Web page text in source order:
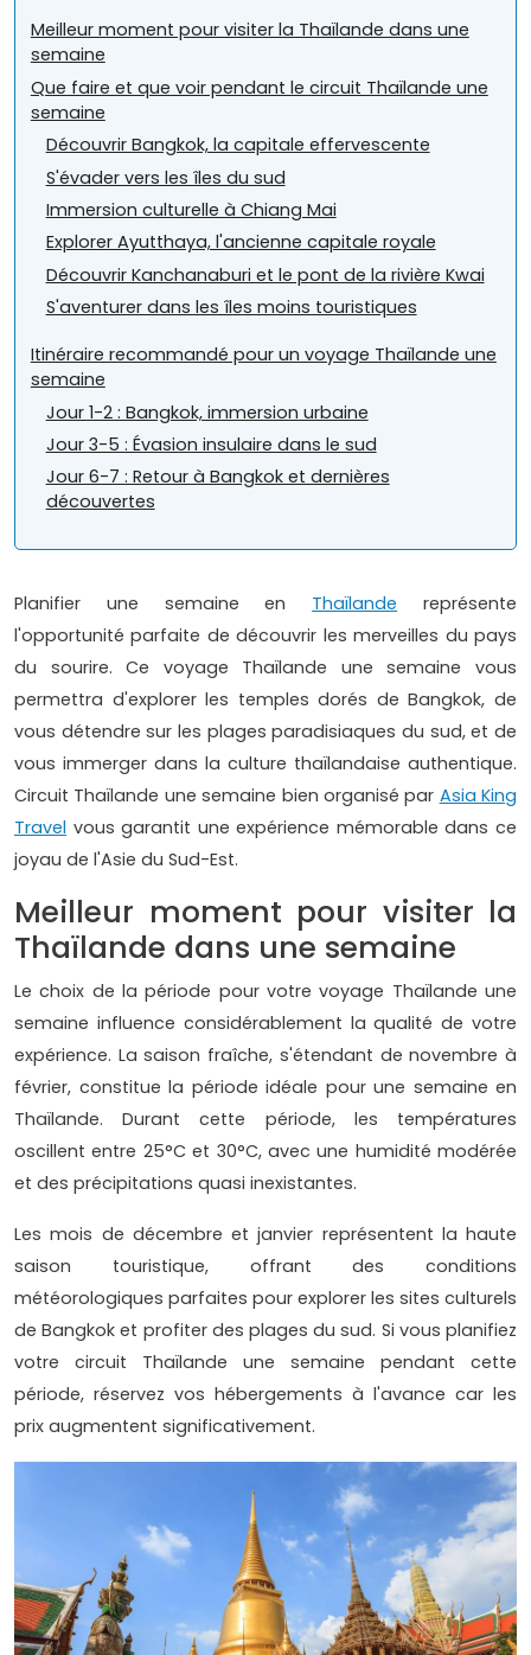
Meilleur moment pour visiter la Thaïlande dans une
semaine
Que faire et que voir pendant le circuit Thaïlande une
semaine
Découvrir Bangkok, la capitale effervescente
S'évader vers les îles du sud
Immersion culturelle à Chiang Mai
Explorer Ayutthaya, l'ancienne capitale royale
Découvrir Kanchanaburi et le pont de la rivière Kwai
S'aventurer dans les îles moins touristiques
Itinéraire recommandé pour un voyage Thaïlande une
semaine
Jour 1-2 : Bangkok, immersion urbaine
Jour 3-5 : Évasion insulaire dans le sud
Jour 6-7 : Retour à Bangkok et dernières
découvertes
Planifier une semaine en Thaïlande représente
l'opportunité parfaite de découvrir les merveilles du pays
du sourire. Ce voyage Thaïlande une semaine vous
permettra d'explorer les temples dorés de Bangkok, de
vous détendre sur les plages paradisiaques du sud, et de
vous immerger dans la culture thaïlandaise authentique.
Circuit Thaïlande une semaine bien organisé par Asia King
Travel vous garantit une expérience mémorable dans ce
joyau de l'Asie du Sud-Est.
Meilleur moment pour visiter la
Thaïlande dans une semaine
Le choix de la période pour votre voyage Thaïlande une
semaine influence considérablement la qualité de votre
expérience. La saison fraîche, s'étendant de novembre à
février, constitue la période idéale pour une semaine en
Thaïlande. Durant cette période, les températures
oscillent entre 25°C et 30°C, avec une humidité modérée
et des précipitations quasi inexistantes.
Les mois de décembre et janvier représentent la haute
saison touristique, offrant des conditions
météorologiques parfaites pour explorer les sites culturels
de Bangkok et profiter des plages du sud. Si vous planifiez
votre circuit Thaïlande une semaine pendant cette
période, réservez vos hébergements à l'avance car les
prix augmentent significativement.